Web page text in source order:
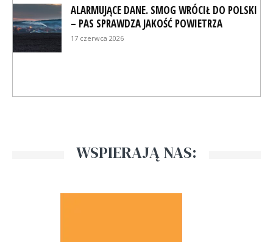
ALARMUJĄCE DANE. SMOG WRÓCIŁ DO POLSKI
– PAS SPRAWDZA JAKOŚĆ POWIETRZA
17 czerwca 2026
WSPIERAJĄ NAS: